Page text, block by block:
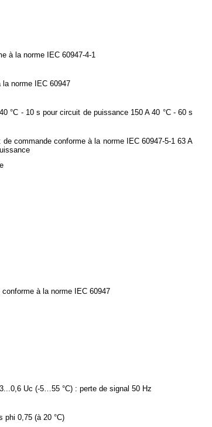
à la norme IEC 60947-4-1
norme IEC 60947
°C - 10 s pour circuit de puissance 150 A 40 °C - 60 s
commande conforme à la norme IEC 60947-5-1 63 A
à la norme IEC 60947
Uc (-5…55 °C) : perte de signal 50 Hz
phi 0,75 (à 20 °C)